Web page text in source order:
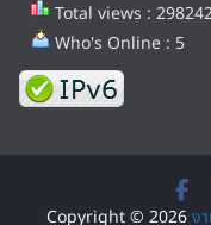
Total views :
Who's Online : 5
Copyright © 2026ง